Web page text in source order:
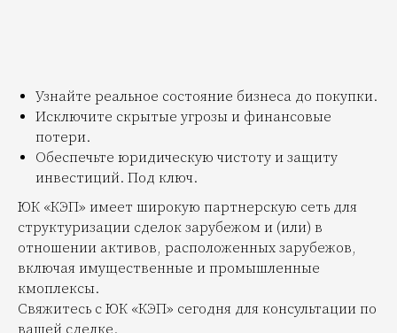
Узнайте реальное состояние бизнеса до покупки.
Исключите скрытые угрозы и финансовые
потери.
Обеспечьте юридическую чистоту и защиту
инвестиций. Под ключ.
ЮК «КЭП» имеет широкую партнерскую сеть для
структуризации сделок зарубежом и (или) в
отношении активов, расположенных зарубежов,
включая имущественные и промышленные
кмоплексы.
Свяжитесь с ЮК «КЭП» сегодня для консультации по
вашей сделке.